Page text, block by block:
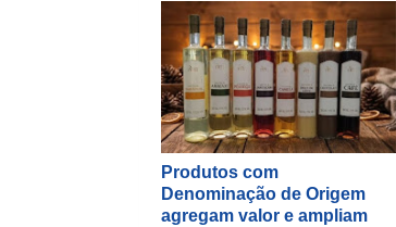
Produtos com
Denominação de Origem
agregam valor e ampliam